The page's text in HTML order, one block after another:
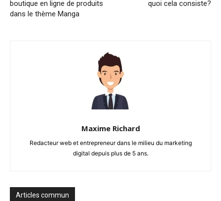
boutique en ligne de produits
dans le thème Manga
quoi cela consiste?
Maxime Richard
Redacteur web et entrepreneur dans le milieu du marketing
digital depuis plus de 5 ans.
Articles commun